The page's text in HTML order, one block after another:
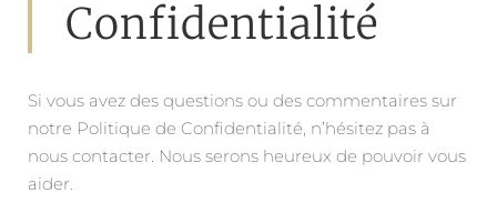
Confidentialité
Si vous avez des questions ou des commentaires sur
notre Politique de Confidentialité, n’hésitez pas à
nous contacter. Nous serons heureux de pouvoir vous
aider.